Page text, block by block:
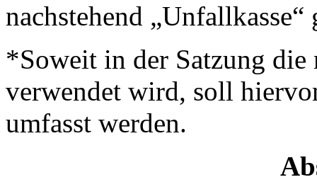
nachstehend
*Soweit in der Satzung
verwendet wird, soll
umfasst werden.